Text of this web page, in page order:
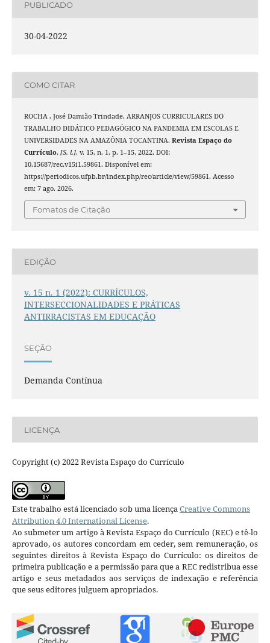
PUBLICADO
30-04-2022
COMO CITAR
ROCHA , José Damião Trindade. ARRANJOS CURRICULARES DO
TRABALHO DIDÁTICO PEDAGÓGICO NA PANDEMIA EM ESCOLAS E
UNIVERSIDADES NA AMAZÔNIA TOCANTINA. Revista Espaço do
Currículo, [S. l.], v. 15, n. 1, p. 1–15, 2022. DOI:
10.15687/rec.v15i1.59861. Disponível em:
https://periodicos.ufpb.br/index.php/rec/article/view/59861. Acesso
em: 7 ago. 2026.
Fomatos de Citação
EDIÇÃO
v. 15 n. 1 (2022): CURRÍCULOS,
INTERSECCIONALIDADES E PRÁTICAS
ANTIRRACISTAS EM EDUCAÇÃO
SEÇÃO
Demanda Contínua
LICENÇA
Copyright (c) 2022 Revista Espaço do Currículo
Este trabalho está licenciado sob uma licençaCreative Commons
Attribution 4.0 International License.
Ao submeter um artigo à Revista Espaço do Currículo (REC) e tê-lo
aprovado, os autores concordam em ceder, sem remuneração, os
seguintes direitos à Revista Espaço do Currículo: os direitos de
primeira publicação e a permissão para que a REC redistribua esse
artigo e seus metadados aos serviços de indexação e referência
que seus editores julguem apropriados.